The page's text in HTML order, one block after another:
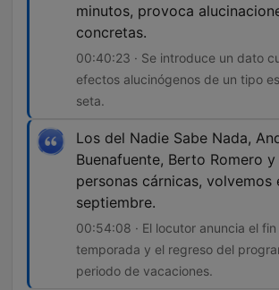
minutos, provoca
concretas.
00:40:23 · Se introduce un dato
efectos alucinógenos de un tipo
seta.
Los del Nadie Sabe Nada,
Buenafuente, Berto Romero
personas cárnicas, volvemos
septiembre.
00:54:08 · El locutor anuncia el fin
temporada y el regreso del
periodo de vacaciones.